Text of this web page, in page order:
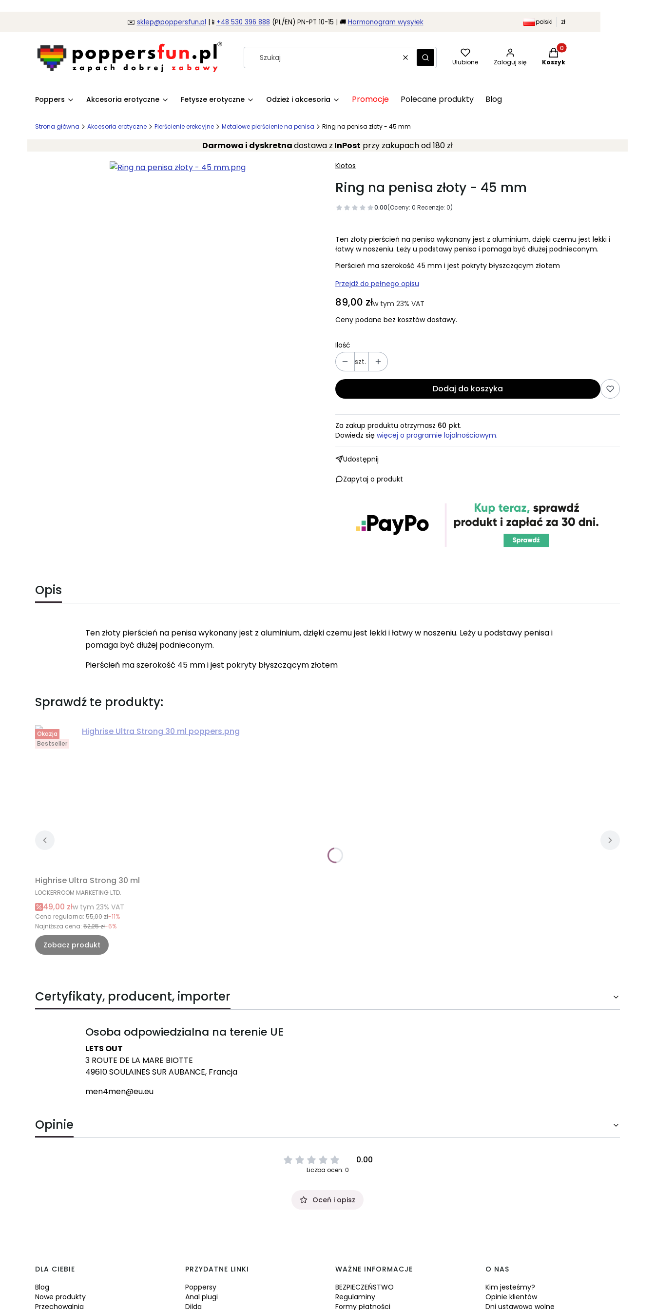
✉️ sklep@poppersfun.pl |📱 +48 530 396 888 (PL/EN) PN-PT 10-15 | 🚚 Harmonogram wysyłek polski zł
WyczyśćSzukaj Ulubione Zaloguj się
Produkty w koszyku: 0.
Koszyk
Poppers Akcesoria erotyczne Fetysze erotyczne Odzież i akcesoria Promocje Polecane produkty Blog
Strona główna Akcesoria erotyczne Pierścienie erekcyjne Metalowe pierścienie na penisa Ring na penisa złoty - 45 mm
Darmowa i dyskretnadostawa z InPost przy zakupach od 180 zł
Kiotos
Ring na penisa złoty - 45 mm
0.00(Oceny: 0 Recenzje: 0)
Ten złoty pierścień na penisa wykonany jest z aluminium, dzięki czemu jest lekki i
łatwy w noszeniu. Leży u podstawy penisa i pomaga być dłużej podnieconym.
Pierścień ma szerokość 45 mm i jest pokryty błyszczącym złotem
Przejdź do pełnego opisu
Cena
89,00 złw tym 23% VAT
w tym 23% VAT
Ceny podane bez kosztów dostawy.
Ilość
szt.
Dodaj do koszyka
Za zakup produktu otrzymasz 60 pkt.
Dowiedz się więcej o programie lojalnościowym.
Udostępnij
Zapytaj o produkt
Opis
Ten złoty pierścień na penisa wykonany jest z aluminium, dzięki czemu jest lekki i łatwy w noszeniu. Leży u podstawy penisa i
pomaga być dłużej podnieconym.
Pierścień ma szerokość 45 mm i jest pokryty błyszczącym złotem
Sprawdź te produkty:
Okazja
Bestseller
Highrise Ultra Strong 30 ml
PRODUCENT
LOCKERROOM MARKETING LTD.
Cena promocyjna brutto
49,00 złw tym %s VAT
w tym 23% VAT
Cena regularna: 55,00 zł-11%
Najniższa cena: 52,25 zł-6%
Zobacz produkt
Certyfikaty, producent, importer
Osoba odpowiedzialna na terenie UE
LETS OUT
3 ROUTE DE LA MARE BIOTTE
49610 SOULAINES SUR AUBANCE, Francja
men4men@eu.eu
Opinie
0.00
Liczba ocen: 0
Oceń i opisz
Linki w stopce
DLA CIEBIE
Blog
Nowe produkty
Przechowalnia
PRZYDATNE LINKI
Poppersy
Anal plugi
Dilda
WAŻNE INFORMACJE
BEZPIECZEŃSTWO
Regulaminy
Formy płatności
O NAS
Kim jesteśmy?
Opinie klientów
Dni ustawowo wolne